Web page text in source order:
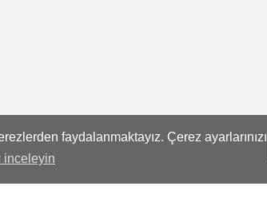
faydalanmaktayız. Çerez ayarlarınızı
inceleyin